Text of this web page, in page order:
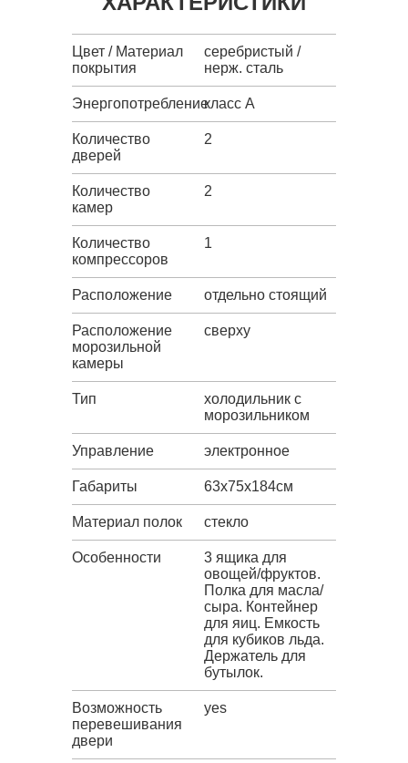
Цвет / Материал
покрытия
серебристый /
нерж. сталь
Энергопотреблениекласс A
Количество
дверей
2
Количество
камер
2
Количество
компрессоров
1
Расположение отдельно стоящий
Расположение
морозильной
камеры
сверху
Тип
холодильник с
морозильником
Управление электронное
Габариты 63х75х184см
Материал полок стекло
Особенности
3 ящика для
овощей/фруктов.
Полка для масла/
сыра. Контейнер
для яиц. Емкость
для кубиков льда.
Держатель для
бутылок.
Возможность
перевешивания
двери
yes